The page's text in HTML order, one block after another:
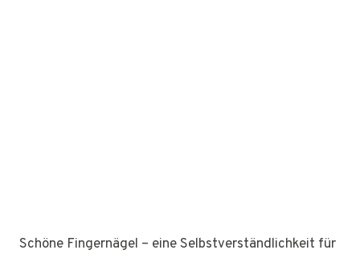
Schöne Fingernägel – eine Selbstverständlichkeit für